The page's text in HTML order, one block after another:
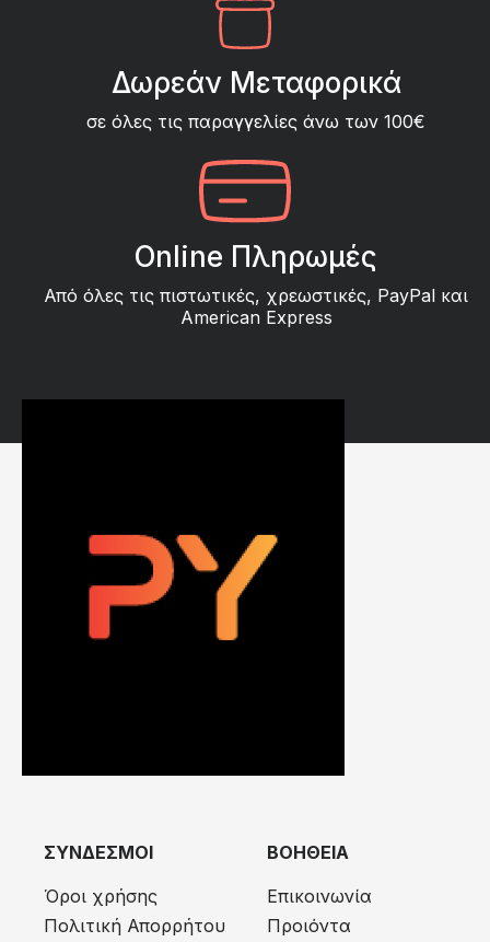
Δωρεάν Μεταφορικά
σε όλες τις παραγγελίες άνω των 100€
Online Πληρωμές
Από όλες τις πιστωτικές, χρεωστικές, PayPal και
American Express
ΣΥΝΔΕΣΜΟΙ
Όροι χρήσης
Πολιτική Απορρήτου
ΒΟΗΘΕΙΑ
Επικοινωνία
Προιόντα